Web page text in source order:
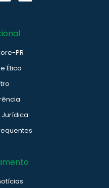
PR
Ética
Jurídica